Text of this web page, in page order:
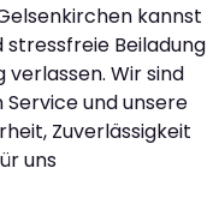
kannst
stressfreie Beiladung
Wir sind
und unsere
Zuverlässigkeit
uns